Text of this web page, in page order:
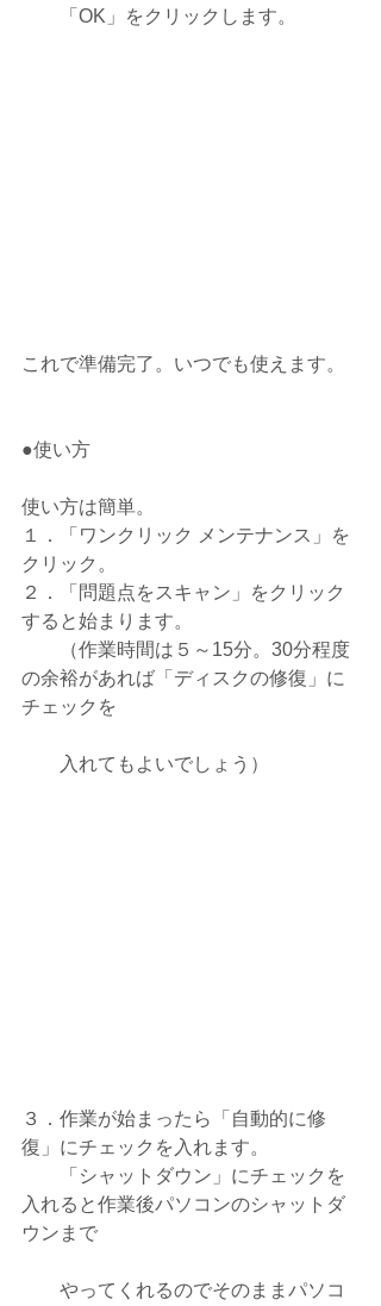
「OK」をクリックします。
これで準備完了。いつでも使えます。
●使い方
使い方は簡単。
１．「ワンクリック メンテナンス」を
クリック。
２．「問題点をスキャン」をクリック
すると始まります。
（作業時間は５～15分。30分程度
の余裕があれば「ディスクの修復」に
チェックを
入れてもよいでしょう）
３．作業が始まったら「自動的に修
復」にチェックを入れます。
「シャットダウン」にチェックを
入れると作業後パソコンのシャットダ
ウンまで
やってくれるのでそのままパソコ